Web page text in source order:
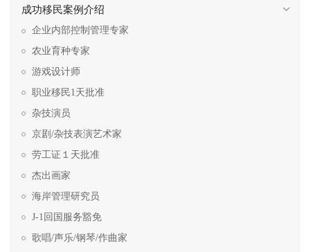
成功移民案例介绍
企业内部控制管理专家
农业育种专家
游戏设计师
职业移民1天批准
杂技演员
京剧/杂技表演艺术家
劳工证１天批准
杰出画家
海岸管理研究员
J-1回国服务豁免
歌唱/声乐/钢琴/作曲家